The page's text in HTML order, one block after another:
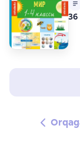
36